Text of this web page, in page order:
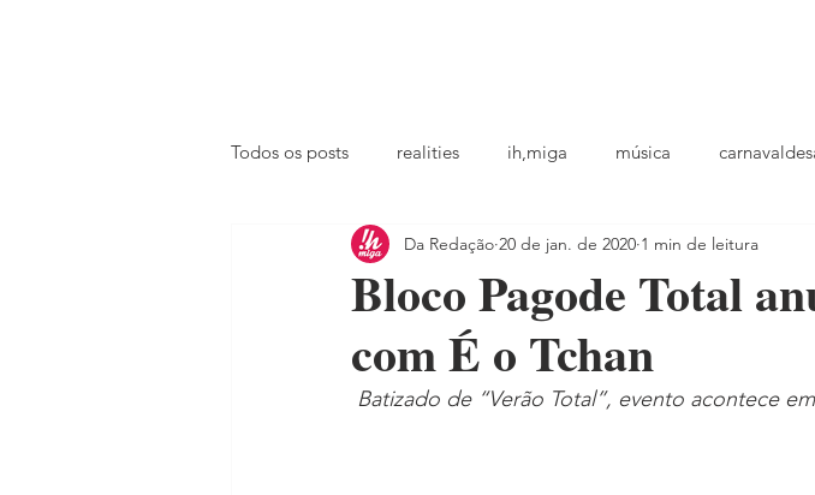
Todos os posts realities ih,miga música
looks podcast playlists
Bloco Pagode Total
com É o Tchan
Da Redação 20 de jan. de 2020 1 min de leitura
Batizado de “Verão Total”, evento acontece